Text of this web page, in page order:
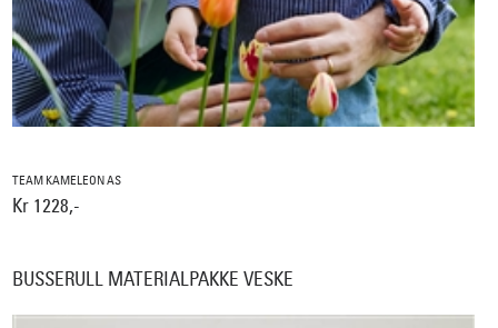
TEAM KAMELEON AS
Kr 1228,-
BUSSERULL MATERIALPAKKE VESKE